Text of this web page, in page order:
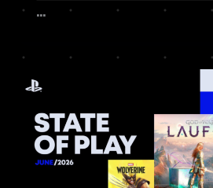
…